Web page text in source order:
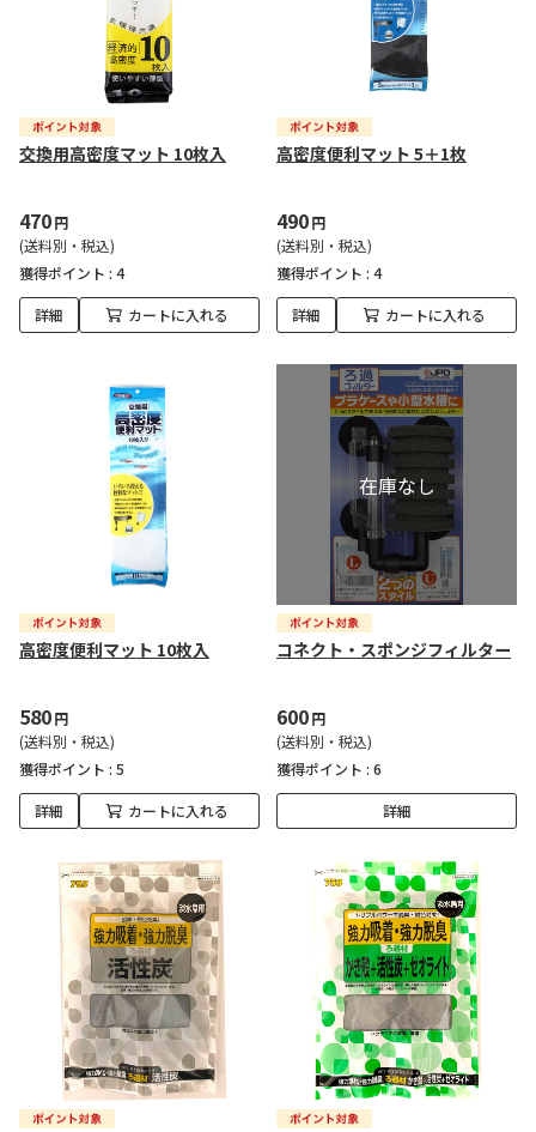
交換用高密度マット 10枚入
470円
(送料別・税込)
獲得ポイント : 4
詳細 カートに入れる
高密度便利マット 5＋1枚
490円
(送料別・税込)
獲得ポイント : 4
詳細 カートに入れる
高密度便利マット 10枚入
580円
(送料別・税込)
獲得ポイント : 5
詳細 カートに入れる
コネクト・スポンジフィルター
600円
(送料別・税込)
獲得ポイント : 6
詳細